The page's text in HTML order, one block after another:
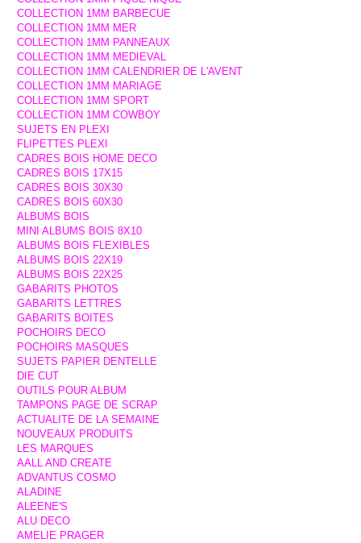
COLLECTION 1MM BARBECUE
COLLECTION 1MM MER
COLLECTION 1MM PANNEAUX
COLLECTION 1MM MEDIEVAL
COLLECTION 1MM CALENDRIER DE L'AVENT
COLLECTION 1MM MARIAGE
COLLECTION 1MM SPORT
COLLECTION 1MM COWBOY
SUJETS EN PLEXI
FLIPETTES PLEXI
CADRES BOIS HOME DECO
CADRES BOIS 17X15
CADRES BOIS 30X30
CADRES BOIS 60X30
ALBUMS BOIS
MINI ALBUMS BOIS 8X10
ALBUMS BOIS FLEXIBLES
ALBUMS BOIS 22X19
ALBUMS BOIS 22X25
GABARITS PHOTOS
GABARITS LETTRES
GABARITS BOITES
POCHOIRS DECO
POCHOIRS MASQUES
SUJETS PAPIER DENTELLE
DIE CUT
OUTILS POUR ALBUM
TAMPONS PAGE DE SCRAP
ACTUALITE DE LA SEMAINE
NOUVEAUX PRODUITS
LES MARQUES
AALL AND CREATE
ADVANTUS COSMO
ALADINE
ALEENE'S
ALU DECO
AMELIE PRAGER